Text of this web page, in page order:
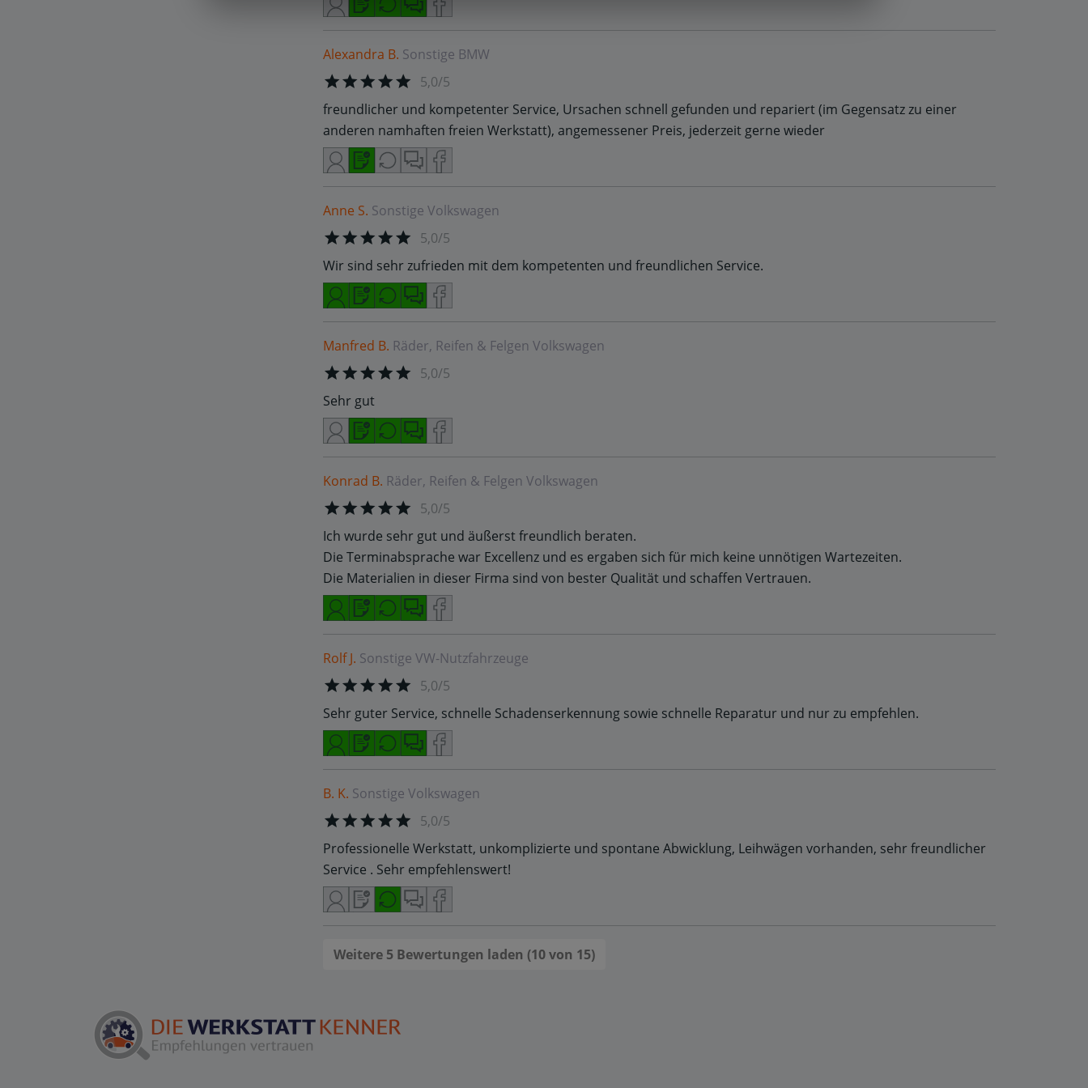
Alexandra B. Sonstige BMW
5,0/5
freundlicher und kompetenter Service, Ursachen schnell gefunden und repariert (im Gegensatz zu einer
anderen namhaften freien Werkstatt), angemessener Preis, jederzeit gerne wieder
Anne S. Sonstige Volkswagen
5,0/5
Wir sind sehr zufrieden mit dem kompetenten und freundlichen Service.
Manfred B. Räder, Reifen & Felgen Volkswagen
5,0/5
Sehr gut
Konrad B. Räder, Reifen & Felgen Volkswagen
5,0/5
Ich wurde sehr gut und äußerst freundlich beraten.
Die Terminabsprache war Excellenz und es ergaben sich für mich keine unnötigen Wartezeiten.
Die Materialien in dieser Firma sind von bester Qualität und schaffen Vertrauen.
Rolf J. Sonstige VW-Nutzfahrzeuge
5,0/5
Sehr guter Service, schnelle Schadenserkennung sowie schnelle Reparatur und nur zu empfehlen.
B. K. Sonstige Volkswagen
5,0/5
Professionelle Werkstatt, unkomplizierte und spontane Abwicklung, Leihwägen vorhanden, sehr freundlicher
Service . Sehr empfehlenswert!
Weitere 5 Bewertungen laden (10 von 15)